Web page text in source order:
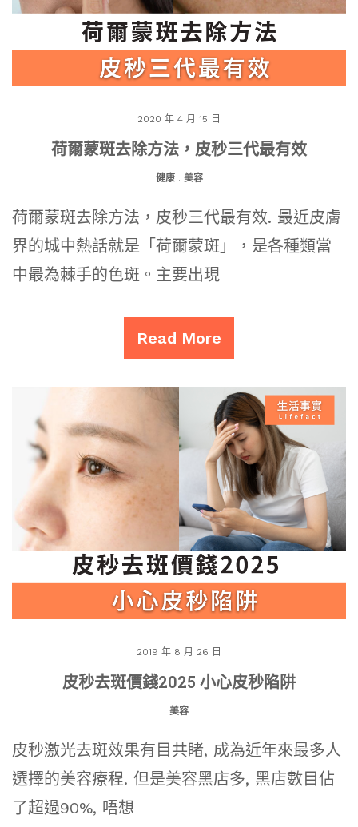
2020 年 4 月 15 日
荷爾蒙斑去除方法，皮秒三代最有效
健康. 美容
荷爾蒙斑去除方法，皮秒三代最有效. 最近皮膚
界的城中熱話就是「荷爾蒙斑」，是各種類當
中最為棘手的色斑。主要出現
Read More
2019 年 8 月 26 日
皮秒去斑價錢2025 小心皮秒陷阱
美容
皮秒激光去斑效果有目共睹, 成為近年來最多人
選擇的美容療程. 但是美容黑店多, 黑店數目佔
了超過90%, 唔想